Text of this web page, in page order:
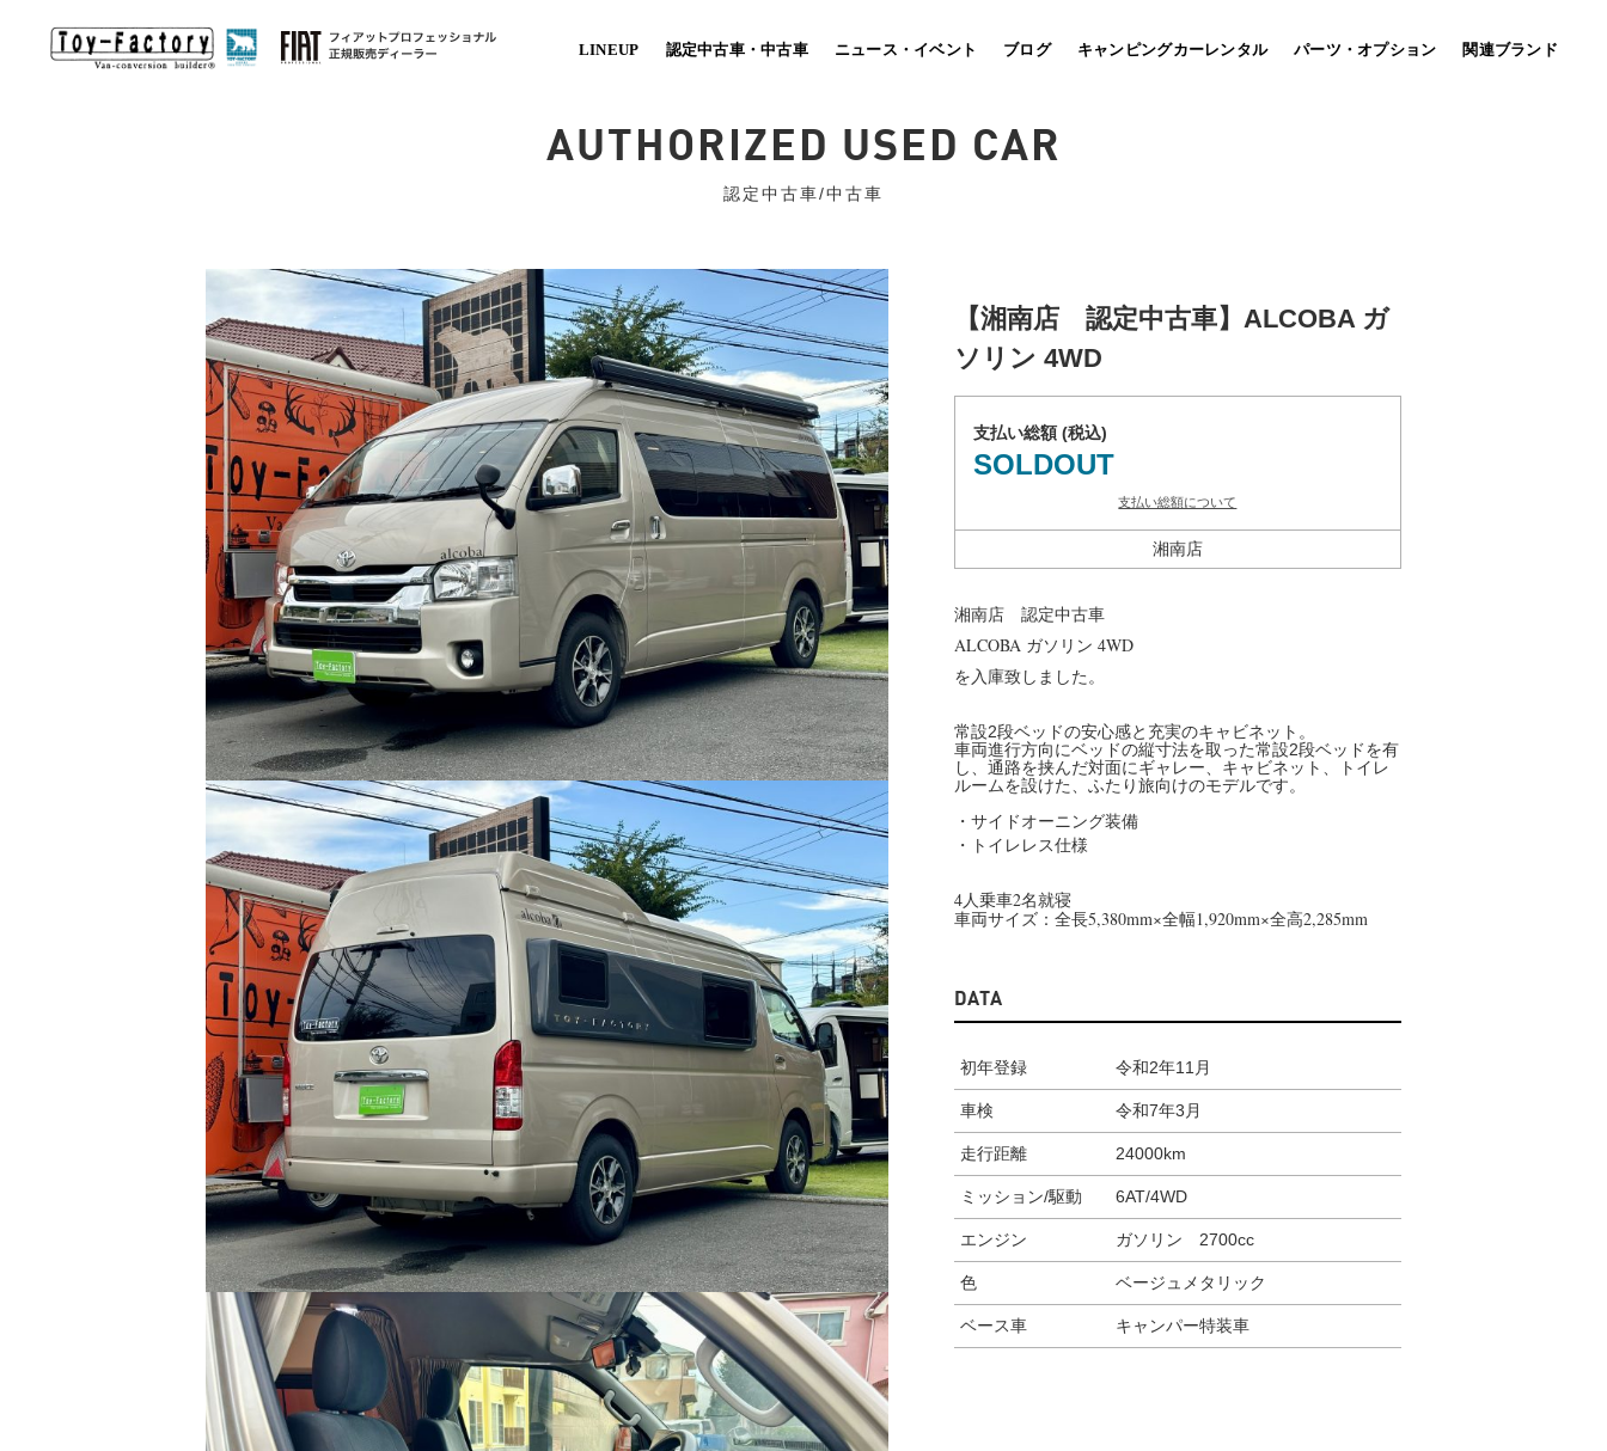
LINEUP
ー
(EURO-TOY)
(自治体/法人向け）
認定中古車・中古車 ニュース・イベント ブログ キャンピングカーレンタル パーツ・オプション 関連ブランド
EURO-TOY ユーロトイ
欧州が誇るモーターホーム・キャンピングトレーラーを
日本へ。オリジナルDUCATOキャンパー始動！
HACO×HACO ハコハコ
バンライフを手軽に楽しめるエントリーモデル。
ハイエースをベースに自由なレイアウトを実現！
TOY-BIKE トイバイク
[キャンピングカー×ミニベロ]
旅の楽しさを提案する小径自転車専門店。
MARU MOBI マルモビ
国土強靭化の推進へ！平時活用、有事機能発揮を形にし
安全・快適・強度が特長の車載用キャビネットで、お仕
事しやすい「働くクルマ」にアップデート。
CRAFTPLUS クラフトプラス
職人たちの「コダワリ」をお届けする、
カーインテリア用品ハンドメイドブランド。
clesana クレサナ【総代理店】
アウトドアや車中泊旅、災害時の衛生面において
革命をもたらす未来型の「ウォーターレストイレ」
AUTHORIZED USED CAR
認定中古車/中古車
【湘南店 認定中古車】ALCOBA ガ
ソリン 4WD
支払い総額 (税込)
SOLDOUT
支払い総額について
湘南店
湘南店 認定中古車
ALCOBA ガソリン 4WD
を入庫致しました。
常設2段ベッドの安心感と充実のキャビネット。
車両進行方向にベッドの縦寸法を取った常設2段ベッドを有
し、通路を挟んだ対面にギャレー、キャビネット、トイレ
ルームを設けた、ふたり旅向けのモデルです。
・サイドオーニング装備
・トイレレス仕様
4人乗車2名就寝
車両サイズ：全長5,380mm×全幅1,920mm×全高2,285mm
DATA
初年登録 令和2年11月
車検 令和7年3月
走行距離 24000km
ミッション/駆動 6AT/4WD
エンジン ガソリン 2700cc
色 ベージュメタリック
ベース車 キャンパー特装車